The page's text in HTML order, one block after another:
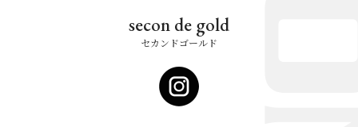
secon de gold
セカンドゴールド